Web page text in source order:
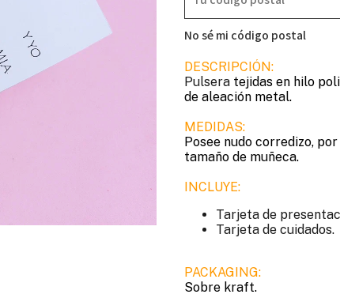
No sé mi código postal
DESCRIPCIÓN:
Pulsera tejidas en hilo
de aleación metal.
MEDIDAS:
Posee nudo corredizo,
tamaño de muñeca.
INCLUYE:
Tarjeta de
Tarjeta de cuidados.
PACKAGING:
Sobre kraft.